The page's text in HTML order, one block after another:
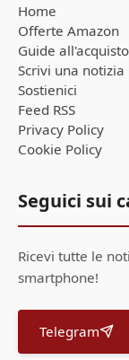
Home
Offerte Amazon
Guide all'acquisto
Scrivi una notizia
Sostienici
Feed RSS
Privacy Policy
Cookie Policy
Seguici sui
Ricevi tutte le
smartphone!
Telegram